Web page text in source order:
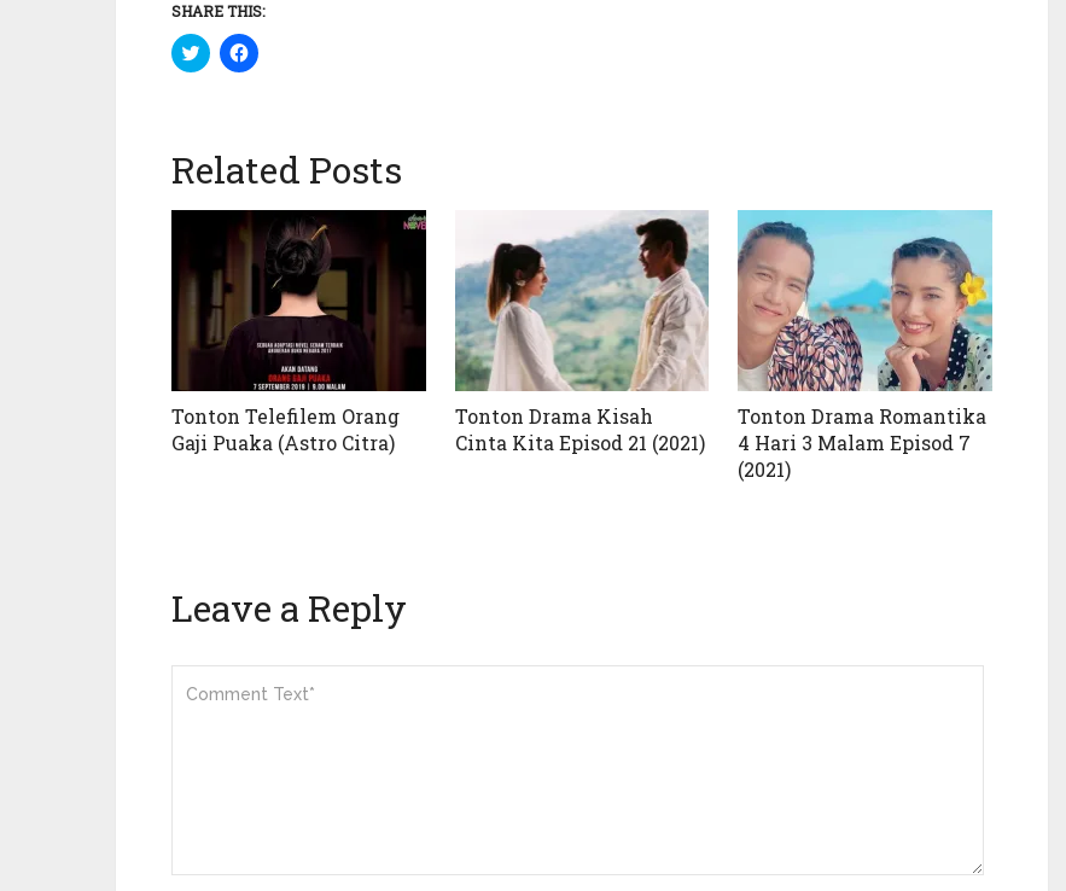
SHARE THIS:
Click
to
new
window)
Click
to
new
window)
Related Posts
Tonton Telefilem Orang
Gaji Puaka (Astro Citra)
Tonton Drama Kisah
Cinta Kita Episod 21 (2021)
Tonton Drama Romantika
4 Hari 3 Malam Episod 7
(2021)
Leave a Reply